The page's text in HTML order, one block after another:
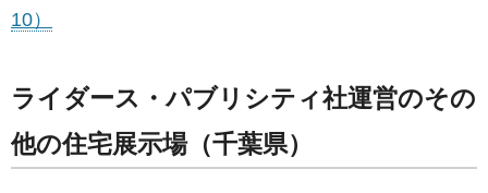
10）
ライダース・パブリシティ社運営のその
他の住宅展示場（千葉県）